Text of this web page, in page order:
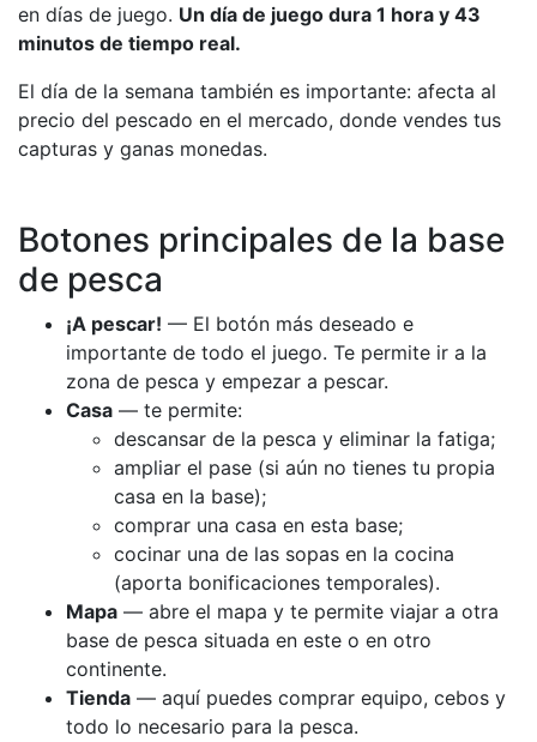
en días de juego. Un día de juego dura 1 hora y 43
minutos de tiempo real.
El día de la semana también es importante: afecta al
precio del pescado en el mercado, donde vendes tus
capturas y ganas monedas.
Botones principales de la base
de pesca
¡A pescar! — El botón más deseado e
importante de todo el juego. Te permite ir a la
zona de pesca y empezar a pescar.
Casa — te permite:
descansar de la pesca y eliminar la fatiga;
ampliar el pase (si aún no tienes tu propia
casa en la base);
comprar una casa en esta base;
cocinar una de las sopas en la cocina
(aporta bonificaciones temporales).
Mapa — abre el mapa y te permite viajar a otra
base de pesca situada en este o en otro
continente.
Tienda — aquí puedes comprar equipo, cebos y
todo lo necesario para la pesca.